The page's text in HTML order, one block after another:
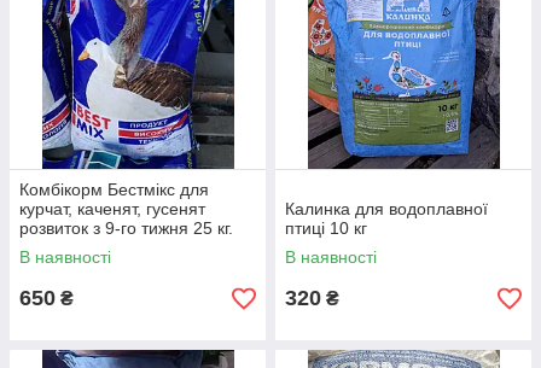
Комбікорм Бестмікс для
курчат, каченят, гусенят
розвиток з 9-го тижня 25 кг.
В наявності
650 ₴
Калинка для водоплавної
птиці 10 кг
В наявності
320 ₴